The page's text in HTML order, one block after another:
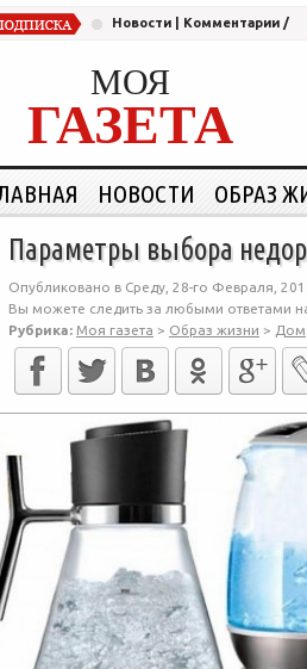
Новости Комментарии /
МОЯ
ГАЗЕТА
НОВОСТИ ОБРАЗ
Параметры выбора
Опубликовано в Среду, 28-го Февраля,
Вы можете следить за любыми ответами
Рубрика: Моя газета > Образ жизни > Дом